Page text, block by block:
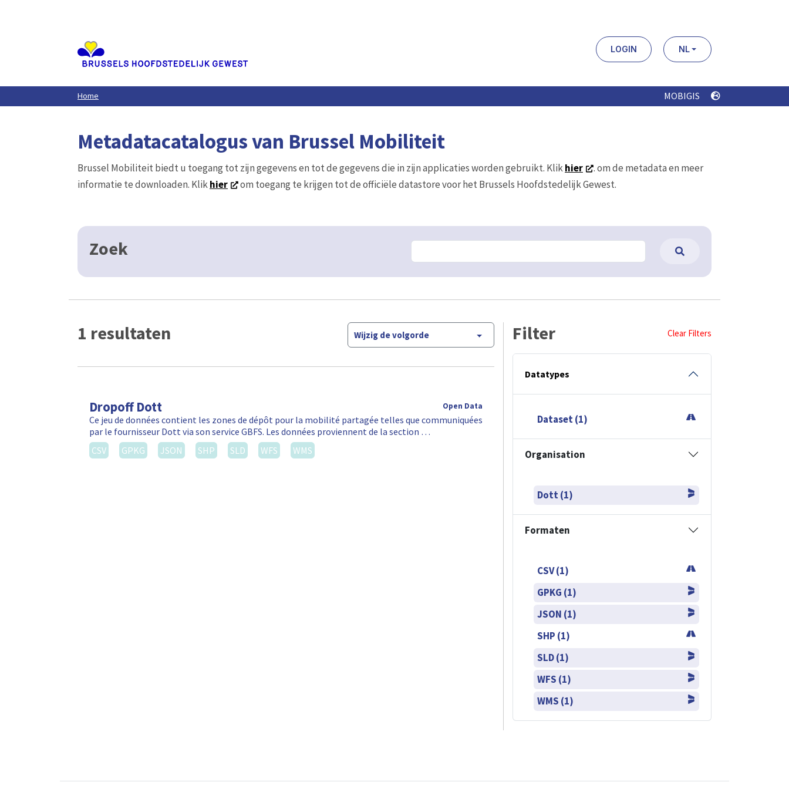
LOGIN NL
Home MOBIGIS
Metadatacatalogus van Brussel Mobiliteit
Brussel Mobiliteit biedt u toegang tot zijn gegevens en tot de gegevens die in zijn applicaties worden gebruikt. Klikhier
. om de metadata en meer
informatie te downloaden. Klikhier om toegang te krijgen tot de officiële datastore voor het Brussels Hoofdstedelijk Gewest.
Zoek
1 resultaten Wijzig de volgorde
Dropoff Dott Open Data
Ce jeu de données contient les zones de dépôt pour la mobilité partagée telles que communiquées
par le fournisseur Dott via son service GBFS. Les données proviennent de la section …
CSV
GPKG JSON SHP SLD WFS WMS
Filter Clear Filters
Datatypes
Dataset (1)
Organisation
Dott (1)
Formaten
CSV (1)
GPKG (1)
JSON (1)
SHP (1)
SLD (1)
WFS (1)
WMS (1)